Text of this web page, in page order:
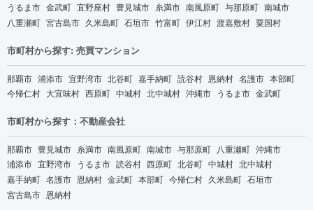
うるま市 金武町 宜野座村 豊見城市 糸満市 南風原町 与那原町 南城市
八重瀬町 宮古島市 久米島町 石垣市 竹富町 伊江村 渡嘉敷村 粟国村
市町村から探す: 売買マンション
那覇市 浦添市 宜野湾市 北谷町 嘉手納町 読谷村 恩納村 名護市 本部町
今帰仁村 大宜味村 西原町 中城村 北中城村 沖縄市 うるま市 金武町
市町村から探す：不動産会社
那覇市 豊見城市 糸満市 南風原町 南城市 与那原町 八重瀬町 沖縄市
浦添市 宜野湾市 うるま市 読谷村 西原町 北谷町 中城村 北中城村
嘉手納町 名護市 恩納村 金武町 本部町 今帰仁村 久米島町 石垣市
宮古島市 恩納村